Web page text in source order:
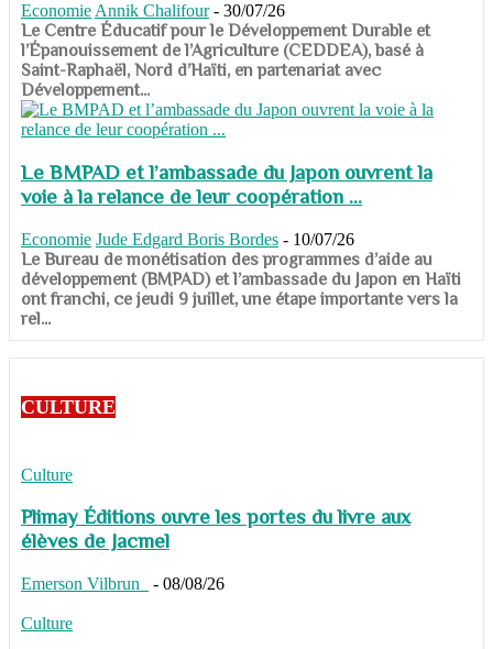
Economie Annik Chalifour - 30/07/26
​​​​​​​Le Centre Éducatif pour le Développement Durable et
l’Épanouissement de l’Agriculture (CEDDEA), basé à
Saint-Raphaël, Nord d’Haïti, en partenariat avec
Développement...
Le BMPAD et l’ambassade du Japon ouvrent la
voie à la relance de leur coopération ...
Economie Jude Edgard Boris Bordes - 10/07/26
​​​​​​​Le Bureau de monétisation des programmes d’aide au
développement (BMPAD) et l’ambassade du Japon en Haïti
ont franchi, ce jeudi 9 juillet, une étape importante vers la
rel...
CULTURE
Culture
Plimay Éditions ouvre les portes du livre aux
élèves de Jacmel
Emerson Vilbrun - 08/08/26
Culture